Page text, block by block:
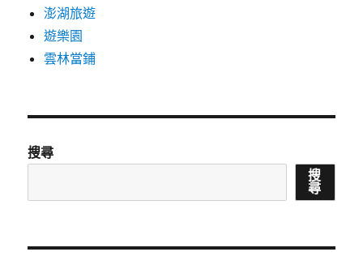
澎湖旅遊
遊樂園
雲林當鋪
搜尋
搜
尋